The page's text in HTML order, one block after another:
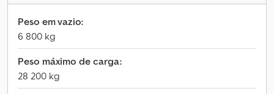
Peso em vazio:
6 800 kg
Peso máximo de carga:
28 200 kg